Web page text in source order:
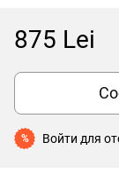
875 Lei
% Войти для